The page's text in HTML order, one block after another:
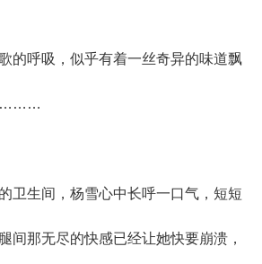
呼吸，似乎有着一丝奇异的味道飘
生间，杨雪心中长呼一口气，短短
间那无尽的快感已经让她快要崩溃，